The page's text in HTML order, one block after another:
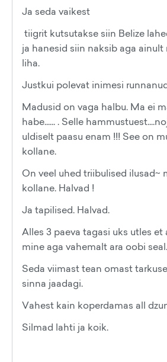
Ja seda vaikest
tiigrit kutsutakse siin Belize
ja hanesid siin naksib aga ainult
liha.
Justkui polevat inimesi
Madusid on vaga halbu. Ma ei
habe...... . Selle
uldiselt paasu enam !!! See on
kollane.
On veel uhed triibulised ilusad~
kollane. Halvad !
Ja tapilised. Halvad.
Alles 3 paeva tagasi uks utles et
mine aga vahemalt ara oobi seal.
Seda viimast tean omast
sinna jaadagi.
Vahest kain koperdamas all
Silmad lahti ja koik.